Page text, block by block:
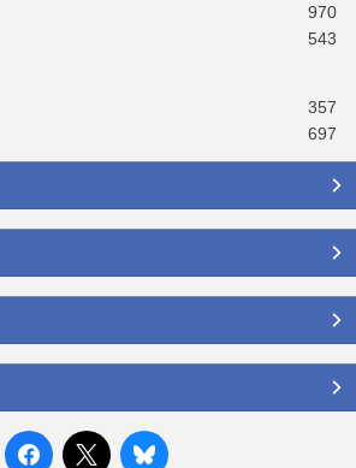
970
543
357
697